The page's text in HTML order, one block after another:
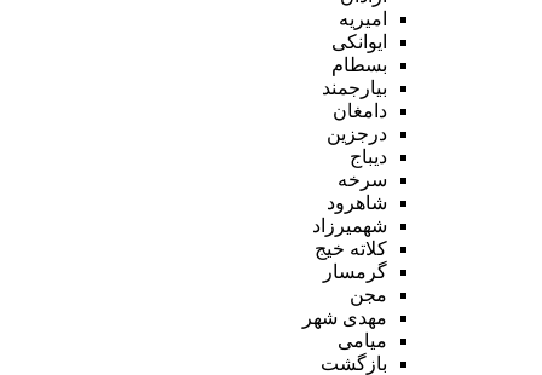
امیریه
ایوانکی
بسطام
بیارجمند
دامغان
درجزین
دیباج
سرخه
شاهرود
شهمیرزاد
کلاته خیج
گرمسار
مجن
مهدی شهر
میامی
بازگشت